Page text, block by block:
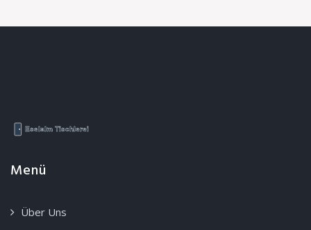
Menü
Über Uns